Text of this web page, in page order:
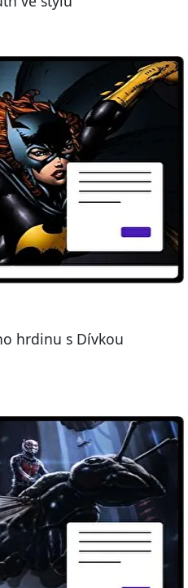
hrdinu s Dívkou